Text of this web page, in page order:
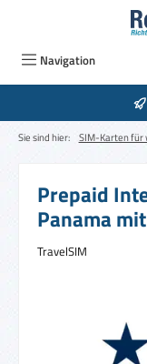
Zum Hauptinhalt springen
Navigation
Sie sind hier: SIM-Karten für
Prepaid
Panama
TravelSIM